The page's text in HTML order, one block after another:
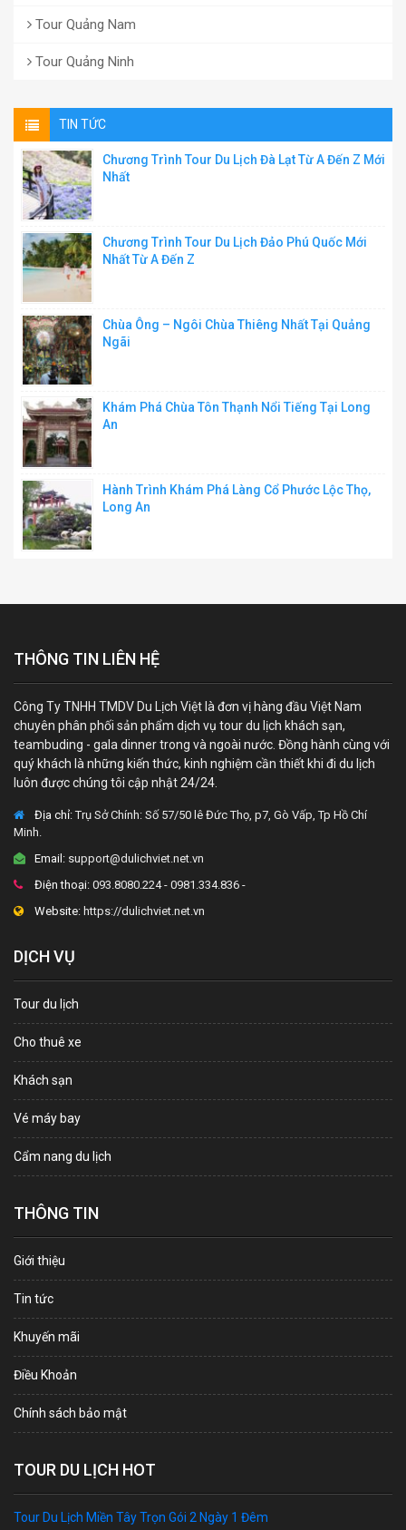
Tour Quảng Nam
Tour Quảng Ninh
TIN TỨC
Chương Trình Tour Du Lịch Đà Lạt Từ A Đến Z Mới
Nhất
Chương Trình Tour Du Lịch Đảo Phú Quốc Mới
Nhất Từ A Đến Z
Chùa Ông – Ngôi Chùa Thiêng Nhất Tại Quảng
Ngãi
Khám Phá Chùa Tôn Thạnh Nổi Tiếng Tại Long
An
Hành Trình Khám Phá Làng Cổ Phước Lộc Thọ,
Long An
THÔNG TIN LIÊN HỆ
Công Ty TNHH TMDV Du Lịch Việt là đơn vị hàng đầu Việt Nam
chuyên phân phối sản phẩm dịch vụ tour du lịch khách sạn,
teambuding - gala dinner trong và ngoài nước. Đồng hành cùng với
quý khách là những kiến thức, kinh nghiệm cần thiết khi đi du lịch
luôn được chúng tôi cập nhật 24/24.
Địa chỉ:Trụ Sở Chính: Số 57/50 lê Đức Thọ, p7, Gò Vấp, Tp Hồ Chí
Minh.
Email: support@dulichviet.net.vn
Điện thoại: 093.8080.224 - 0981.334.836 -
Website: https://dulichviet.net.vn
DỊCH VỤ
Tour du lịch
Cho thuê xe
Khách sạn
Vé máy bay
Cẩm nang du lịch
THÔNG TIN
Giới thiệu
Tin tức
Khuyến mãi
Điều Khoản
Chính sách bảo mật
TOUR DU LỊCH HOT
Tour Du Lịch Miền Tây Trọn Gói 2 Ngày 1 Đêm